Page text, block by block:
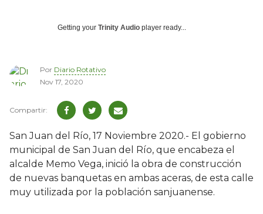
Getting your Trinity Audio player ready...
Por Diario Rotativo
Nov 17, 2020
San Juan del Río, 17 Noviembre 2020.- El gobierno
municipal de San Juan del Río, que encabeza el
alcalde Memo Vega, inició la obra de construcción
de nuevas banquetas en ambas aceras, de esta calle
muy utilizada por la población sanjuanense.